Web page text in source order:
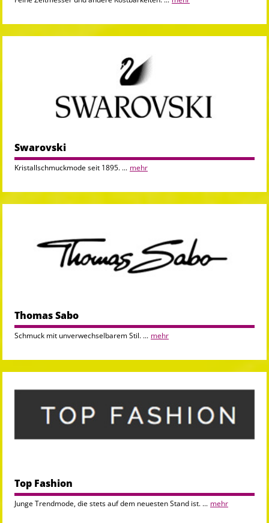
Swarovski
Kristallschmuckmode seit 1895. ... mehr
Thomas Sabo
Schmuck mit unverwechselbarem Stil. ... mehr
Top Fashion
Junge Trendmode, die stets auf dem neuesten Stand ist. ... mehr